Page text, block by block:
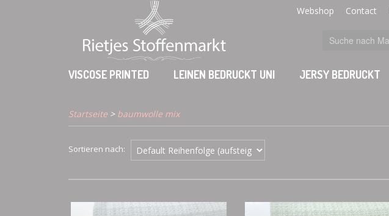
Webshop Contact
VISCOSE PRINTED LEINEN BEDRUCKT UNI JERSY BEDRUCKT
Startseite> baumwolle mix
Sortieren nach: